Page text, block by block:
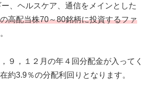
、ヘルスケア、通信をメインとした
高配当株70～80銘柄に投資するファ
９，１２月の年４回分配金が入ってく
約3.9％の分配利回りとなります。